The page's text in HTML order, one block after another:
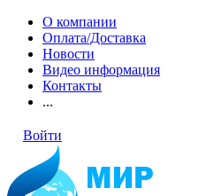
О компании
Оплата/Доставка
Новости
Видео информация
Контакты
...
Войти